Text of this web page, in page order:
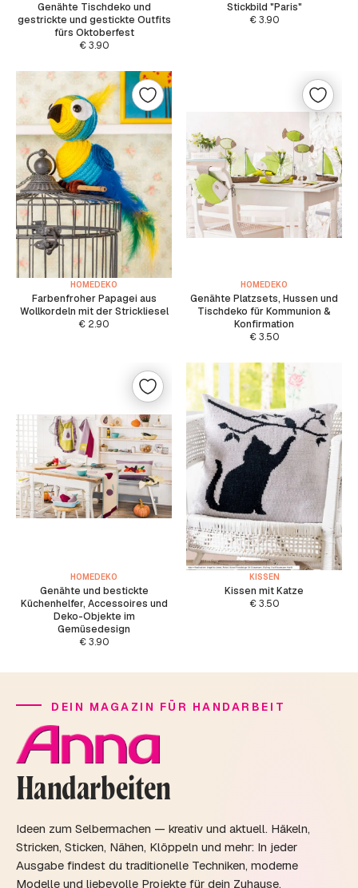
Genähte Tischdeko und
gestrickte und gestickte Outfits
fürs Oktoberfest
€3.90
Stickbild "Paris"
€3.90
HOMEDEKO
Farbenfroher Papagei aus
Wollkordeln mit der Strickliesel
€ 2.90
HOMEDEKO
Genähte Platzsets, Hussen und
Tischdeko für Kommunion &
Konfirmation
€3.50
HOMEDEKO
Genähte und bestickte
Küchenhelfer, Accessoires und
Deko-Objekte im
Gemüsedesign
€3.90
KISSEN
Kissen mit Katze
€3.50
DEIN MAGAZIN FÜR HANDARBEIT
Handarbeiten
Ideen zum Selbermachen — kreativ und aktuell. Häkeln,
Stricken, Sticken, Nähen, Klöppeln und mehr: In jeder
Ausgabe findest du traditionelle Techniken, moderne
Modelle und liebevolle Projekte für dein Zuhause.